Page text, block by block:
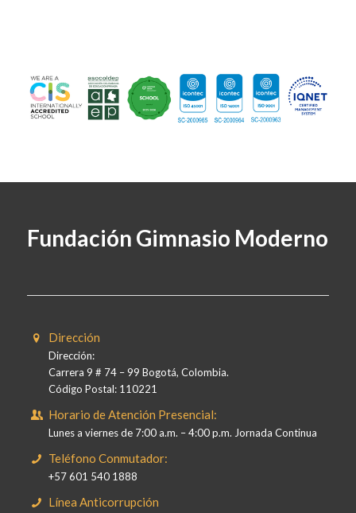
Fundación Gimnasio Moderno
Dirección
Dirección:
Carrera 9 # 74 – 99 Bogotá, Colombia.
Código Postal: 110221
Horario de Atención Presencial:
Lunes a viernes de 7:00 a.m. – 4:00 p.m. Jornada Continua
Teléfono Conmutador:
+57 601 540 1888
Línea Anticorrupción